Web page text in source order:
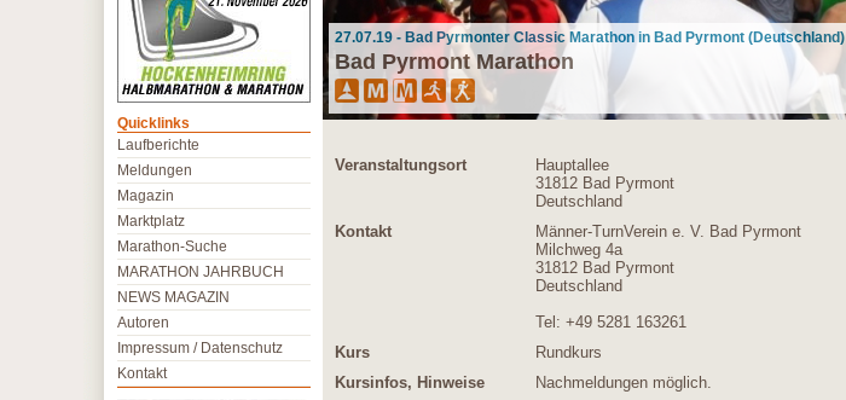
27.07.19 - Bad Pyrmonter Classic Marathon in Bad Pyrmont (Deutschland)
Bad Pyrmont Marathon
Veranstaltungsort
Hauptallee
31812 Bad Pyrmont
Deutschland
Kontakt
Männer-TurnVerein e. V. Bad Pyrmont
Milchweg 4a
31812 Bad Pyrmont
Deutschland
Tel: +49 5281 163261
Kurs
Rundkurs
Kursinfos, Hinweise
Nachmeldungen möglich.
Quicklinks
Laufberichte
Meldungen
Magazin
Marktplatz
Marathon-Suche
MARATHON JAHRBUCH
NEWS MAGAZIN
Autoren
Impressum / Datenschutz
Kontakt